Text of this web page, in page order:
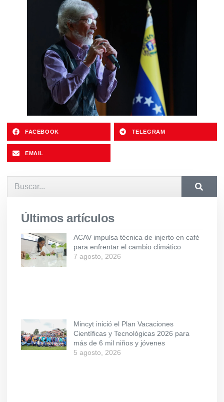
FACEBOOK TELEGRAM
EMAIL
Últimos artículos
ACAV impulsa técnica de injerto en café
para enfrentar el cambio climático
7 agosto, 2026
Mincyt inició el Plan Vacaciones
Científicas y Tecnológicas 2026 para
más de 6 mil niños y jóvenes
5 agosto, 2026